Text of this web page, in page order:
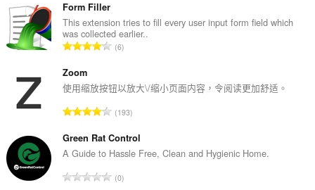
總
次
數
Form Filler
This extension tries to fill every user input form field which
was collected earlier..
評
總
數
6
Zoom
使用缩放按钮以放大\/缩小页面内容，令阅读更加舒适。
評
的
總
數
193
Green Rat Control
A Guide to Hassle Free, Clean and Hygienic Home.
評
0